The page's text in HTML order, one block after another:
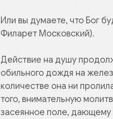
Или вы думаете, что Бог
Филарет Московский).
Действие на душу
обильного дождя на
количестве она ни
того, внимательную
засеянное поле, дающему